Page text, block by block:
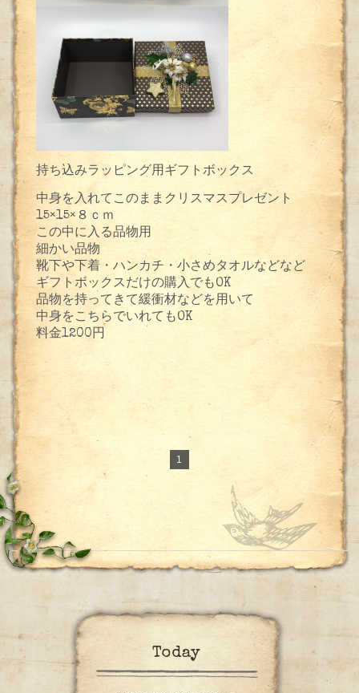
持ち込みラッピング用ギフトボックス
中身を入れてこのままクリスマスプレゼント
15×15×８ｃｍ
この中に入る品物用
細かい品物
靴下や下着・ハンカチ・小さめタオルなどなど
ギフトボックスだけの購入でもOK
品物を持ってきて緩衝材などを用いて
中身をこちらでいれてもOK
料金1200円
1
Today